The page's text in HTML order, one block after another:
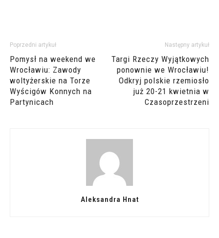
Poprzedni artykuł
Pomysł na weekend we
Wrocławiu: Zawody
woltyżerskie na Torze
Wyścigów Konnych na
Partynicach
Następny artykuł
Targi Rzeczy Wyjątkowych
ponownie we Wrocławiu!
Odkryj polskie rzemiosło
już 20-21 kwietnia w
Czasoprzestrzeni
Aleksandra Hnat